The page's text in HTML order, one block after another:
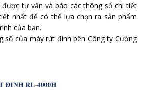
tư vấn và báo các thông số chi tiết
nhất để có thể lựa chọn ra sản phẩm
của bạn.
số của máy rút đinh bên Công ty Cường